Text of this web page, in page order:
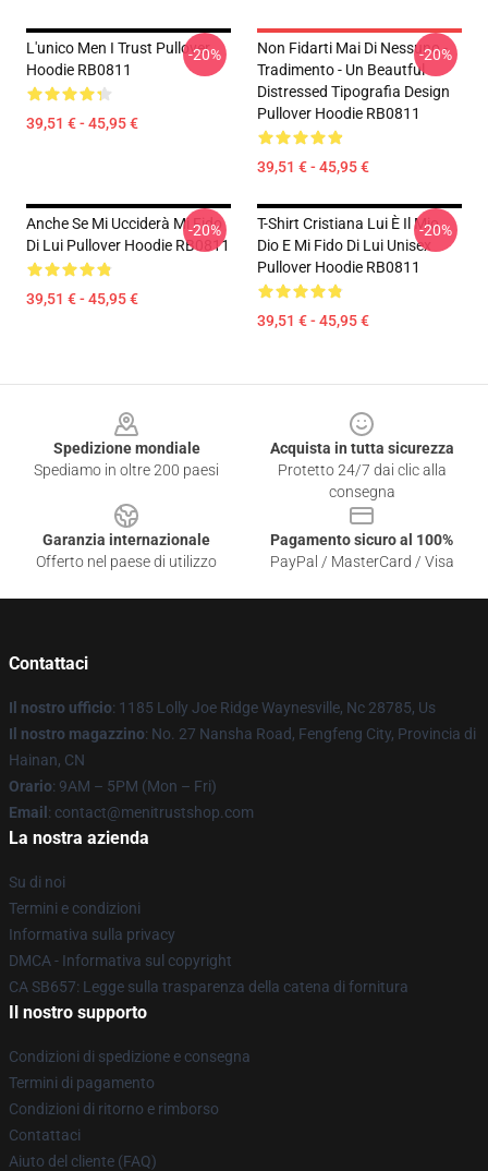
L'unico Men I Trust Pullover
Hoodie RB0811
39,51 € - 45,95 €
-20%
Non Fidarti Mai Di Nessuno -
Tradimento - Un Beautful
Distressed Tipografia Design
Pullover Hoodie RB0811
39,51 € - 45,95 €
-20%
Anche Se Mi Ucciderà Mi Fido
Di Lui Pullover Hoodie RB0811
39,51 € - 45,95 €
-20%
T-Shirt Cristiana Lui È Il Mio
Dio E Mi Fido Di Lui Unisex
Pullover Hoodie RB0811
39,51 € - 45,95 €
-20%
Spedizione mondiale
Spediamo in oltre 200 paesi
Acquista in tutta sicurezza
Protetto 24/7 dai clic alla
consegna
Garanzia internazionale
Offerto nel paese di utilizzo
Pagamento sicuro al 100%
PayPal / MasterCard / Visa
Contattaci
Il nostro ufficio: 1185 Lolly Joe Ridge Waynesville, Nc 28785, Us
Il nostro magazzino: No. 27 Nansha Road, Fengfeng City, Provincia di
Hainan, CN
Orario: 9AM – 5PM (Mon – Fri)
Email : contact@menitrustshop.com
La nostra azienda
Su di noi
Termini e condizioni
Informativa sulla privacy
DMCA - Informativa sul copyright
CA SB657: Legge sulla trasparenza della catena di fornitura
Il nostro supporto
Condizioni di spedizione e consegna
Termini di pagamento
Condizioni di ritorno e rimborso
Contattaci
Aiuto del cliente (FAQ)